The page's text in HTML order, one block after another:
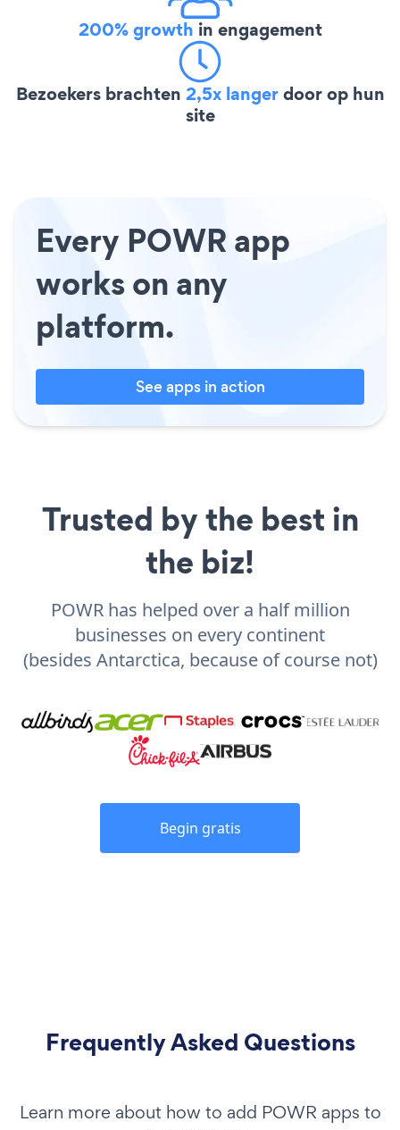
200% growth in engagement
Bezoekers brachten 2,5x langerdoor op hun
site
Every POWR app
works on any
platform.
See apps in action
Trusted by the best in
the biz!
POWR has helped over a half million
businesses on every continent
(besides Antarctica, because of course not)
Begin gratis
Frequently Asked Questions
Learn more about how to add POWR apps to